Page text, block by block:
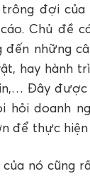
đợi của
Chủ đề
những
hay hành
Đây được
hỏi doanh
để thực hiện
của nó cũng